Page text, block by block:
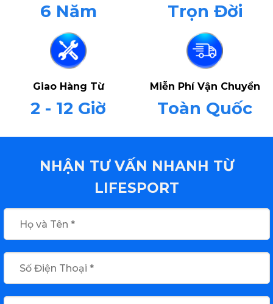
6 Năm Trọn Đời
Giao Hàng Từ
2 - 12 Giờ
Miễn Phí Vận Chuyển
Toàn Quốc
NHẬN TƯ VẤN NHANH TỪ
LIFESPORT